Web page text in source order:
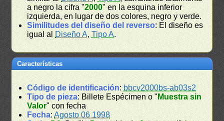
a negro la cifra "2000" en la esquina inferior
izquierda, en lugar de dos colores, negro y verde.
Similitudes del diseño del reverso: El diseño es
igual al Diseño A,Tipo A.
Características
Código de identificación: bbcv2000bs-ab03s2
Tipo de pieza: Billete Espécimen o " Muestra sin
Valor" con fecha
Fecha:Agosto 06 1998